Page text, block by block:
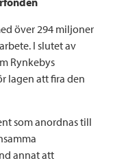
över 294 miljoner
I slutet av
Rynkebys
lagen att fira den
som anordnas till
annat att